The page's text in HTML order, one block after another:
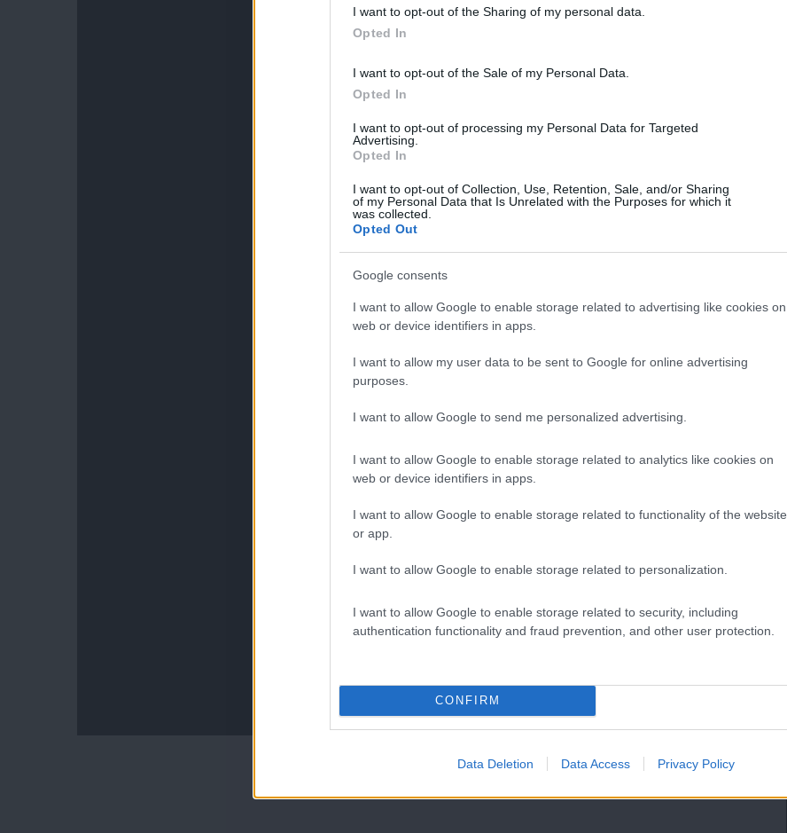
I want to opt-out of the Sharing of my personal data.
Opted In
I want to opt-out of the Sale of my Personal Data.
Opted In
I want to opt-out of processing my Personal Data for Targeted
Advertising.
Opted In
I want to opt-out of Collection, Use, Retention, Sale, and/or Sharing
of my Personal Data that Is Unrelated with the Purposes for which it
was collected.
Opted Out
Google consents
I want to allow Google to enable storage related to advertising like cookies on
web or device identifiers in apps.
I want to allow my user data to be sent to Google for online advertising
purposes.
I want to allow Google to send me personalized advertising.
I want to allow Google to enable storage related to analytics like cookies on
web or device identifiers in apps.
I want to allow Google to enable storage related to functionality of the website
or app.
I want to allow Google to enable storage related to personalization.
I want to allow Google to enable storage related to security, including
authentication functionality and fraud prevention, and other user protection.
CONFIRM
Data Deletion Data Access Privacy Policy